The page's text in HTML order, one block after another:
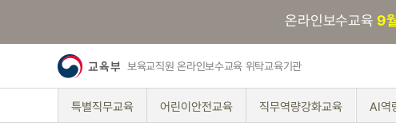
온라인보수교육 9
보육교직원 온라인보수교육 위탁교육기관
특별직무교육 어린이안전교육 직무역량강화교육 AI역